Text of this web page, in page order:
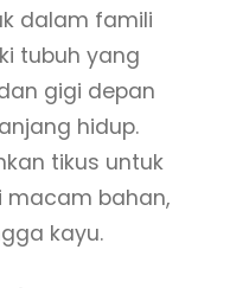
dalam famili
tubuh yang
gigi depan
hidup.
tikus untuk
macam bahan,
kayu.